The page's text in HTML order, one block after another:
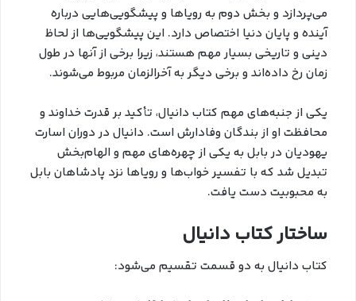
می‌پردازد و بخش دوم به رویاها و پیشگویی‌هایی درباره
آینده و پایان دنیا اختصاص دارد. این پیشگویی‌ها از لحاظ
دینی و تاریخی بسیار مهم هستند، زیرا برخی از آنها در طول
زمان رخ داده‌اند و برخی دیگر به آخرالزمان مربوط می‌شوند.
یکی از جنبه‌های مهم کتاب دانیال، تأکید بر قدرت خداوند و
محافظت او از بندگان وفادارش است. دانیال در دوران اسارت
یهودیان در بابل به یکی از چهره‌های مهم و الهام‌بخش
تبدیل شد که با تفسیر خواب‌ها و رویاها نزد پادشاهان بابل
به محبوبیت دست یافت.
ساختار کتاب دانیال
کتاب دانیال به دو قسمت تقسیم می‌شود: